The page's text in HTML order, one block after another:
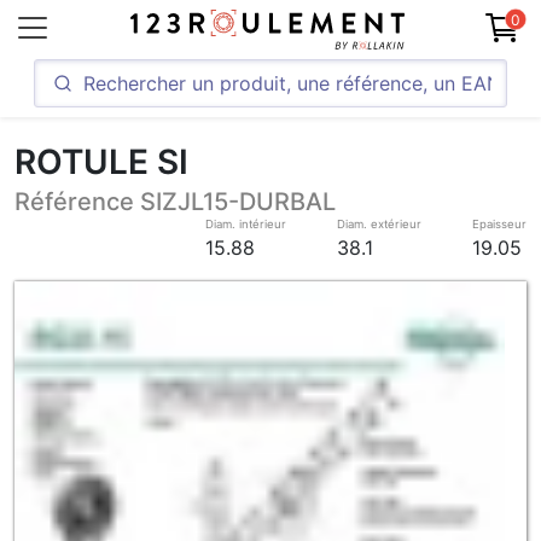
0
ROTULE SI
Référence SIZJL15-DURBAL
Diam. intérieur
15.88
Diam. extérieur
38.1
Epaisseur
19.05